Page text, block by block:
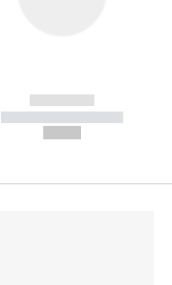
------------
----------- -----------